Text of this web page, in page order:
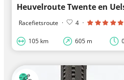
Heuvelroute Twente en
Racefietsroute · 4 ·
105 km 605 m